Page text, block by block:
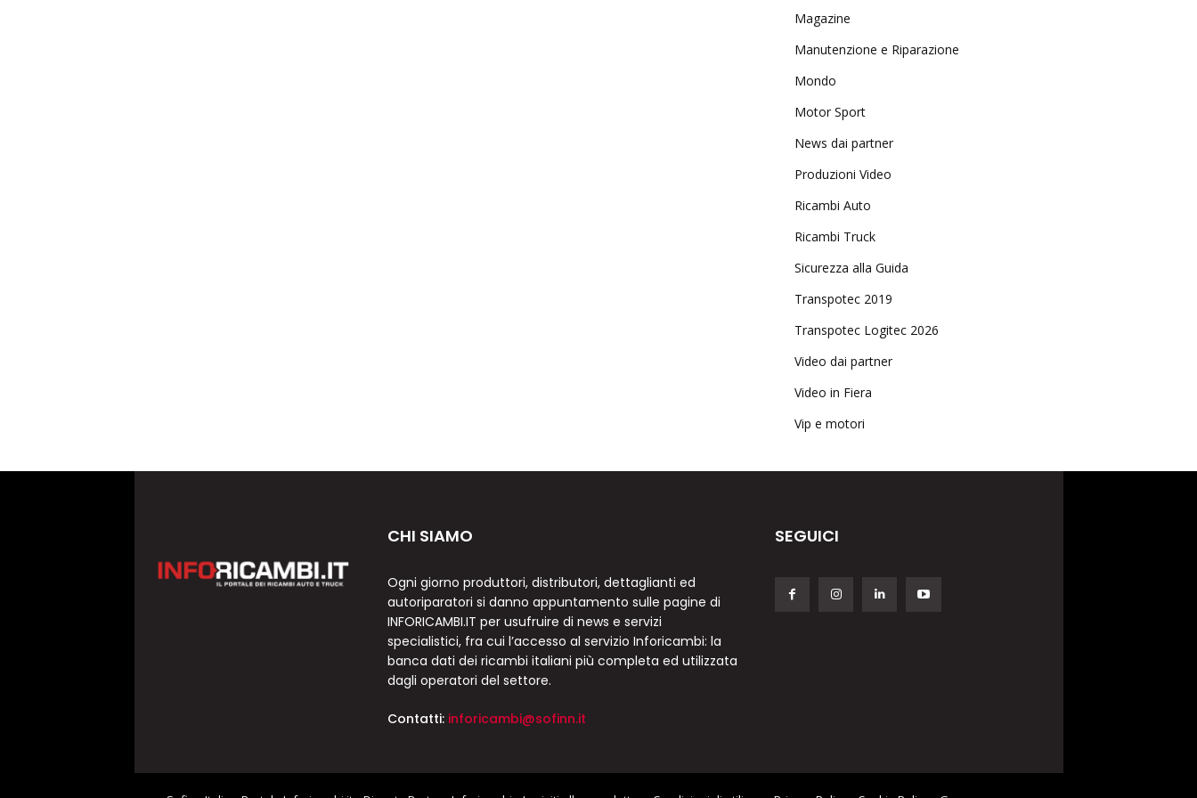
Magazine
Manutenzione e Riparazione
Mondo
Motor Sport
News dai partner
Produzioni Video
Ricambi Auto
Ricambi Truck
Sicurezza alla Guida
Transpotec 2019
Transpotec Logitec 2026
Video dai partner
Video in Fiera
Vip e motori
CHI SIAMO
Ogni giorno produttori, distributori, dettaglianti ed
autoriparatori si danno appuntamento sulle pagine di
INFORICAMBI.IT per usufruire di news e servizi
specialistici, fra cui l’accesso al servizio Inforicambi: la
banca dati dei ricambi italiani più completa ed utilizzata
dagli operatori del settore.
Contatti: inforicambi@sofinn.it
SEGUICI